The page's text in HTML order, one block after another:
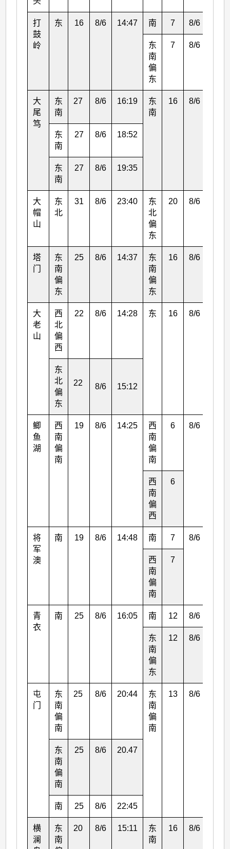
打
鼓
岭
东 16 8/6 14:47 南 7 8/6
东
南
偏
东
7 8/6
大
尾
笃
东
南
27 8/6 16:19
东
南
16 8/6
东
南
27 8/6 18:52
东
南
27 8/6 19:35
大
帽
山
东
北
31 8/6 23:40
东
北
偏
东
20 8/6
塔
门
东
南
偏
东
25 8/6 14:37
东
南
偏
东
16 8/6
大
老
山
西
北
偏
西
22 8/6 14:28 东 16 8/6
东
北
偏
东
22 8/6 15:12
鲫
鱼
湖
西
南
偏
南
19 8/6 14:25
西
南
偏
南
6 8/6
西
南
偏
西
6
将
军
澳
南 19 8/6 14:48 南 7 8/6
西
南
偏
南
7
青
衣
南 25 8/6 16:05 南 12 8/6
东
南
偏
东
12 8/6
屯
门
东
南
偏
南
25 8/6 20:44
东
南
偏
南
13 8/6
东
南
偏
南
25 8/6 20.47
南 25 8/6 22:45
横
澜
东
南
20 8/6 15:11
东
南
16 8/6